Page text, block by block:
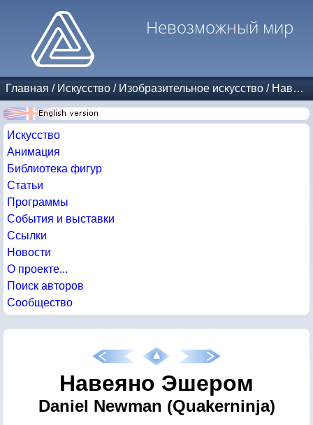
Невозможный мир
Главная / Искусство / Изобразительное искусство / Навеяно Эшером
Искусство
Анимация
Библиотека фигур
Статьи
Программы
События и выставки
Ссылки
Новости
О проекте...
Поиск авторов
Сообщество
Навеяно Эшером
Daniel Newman (Quakerninja)